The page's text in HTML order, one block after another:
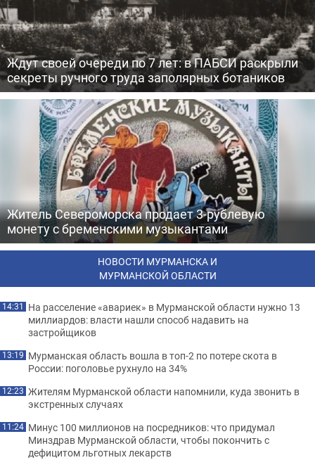
Ждут своей очереди по 7 лет: в ПАБСИ раскрыли
секреты ручного труда заполярных ботаников
Житель Североморска продает 3-рублевую
монету с бременскими музыкантами
НОВОСТИ МУРМАНСКА И
МУРМАНСКОЙ ОБЛАСТИ
14:31 На расселение «авариек» в Мурманской области нужно 13
миллиардов: власти нашли способ надавить на
застройщиков
13:19 Мурманская область вошла в топ-2 по потере скота в
России: поголовье рухнуло на 34%
12:23 Жителям Мурманской области напомнили, куда звонить в
экстренных случаях
11:24 Минус 100 миллионов на посредников: что придумал
Минздрав Мурманской области, чтобы покончить с
дефицитом льготных лекарств